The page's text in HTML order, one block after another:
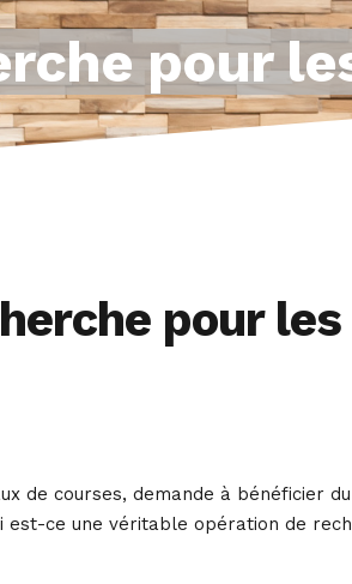
pour
pour
de courses, demande à bénéficier
ce une véritable opération de